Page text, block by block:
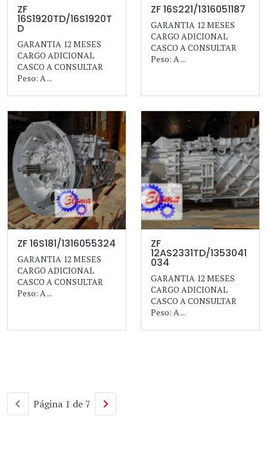
ZF
16S1920TD/16S1920T
D
GARANTIA 12 MESES
CARGO ADICIONAL
CASCO A CONSULTAR
Peso: A ...
ZF 16S221/1316051187
GARANTIA 12 MESES
CARGO ADICIONAL
CASCO A CONSULTAR
Peso: A ...
ZF 16S181/1316055324
GARANTIA 12 MESES
CARGO ADICIONAL
CASCO A CONSULTAR
Peso: A ...
ZF
12AS2331TD/1353041
034
GARANTIA 12 MESES
CARGO ADICIONAL
CASCO A CONSULTAR
Peso: A ...
Página 1 de 7